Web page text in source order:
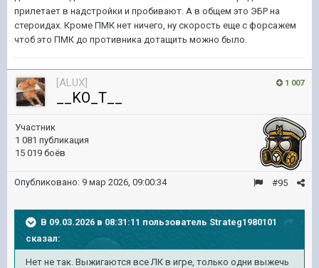
прилетает в надстройки и пробивают. А в общем это ЭБР на
стероидах. Кроме ПМК нет ничего, ну скорость еще с форсажем
чтоб это ПМК до противника дотащить можно было.
1 007
[ALUX]
__KO_T__
Участник
1 081 публикация
15 019 боёв
#95
Опубликовано: 9 мар 2026, 09:00:34
В 09.03.2026 в 08:31:11 пользователь Strateg1980101
сказал:
Нет не так. Выжигаются все ЛК в игре, только одни выжечь